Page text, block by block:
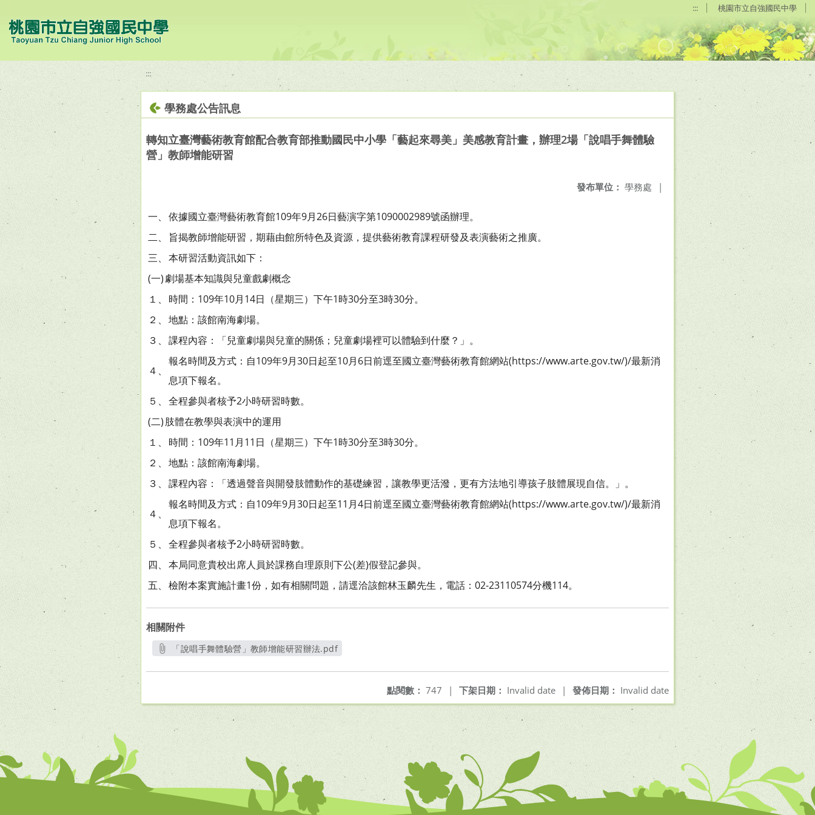
::: 桃園市立自強國民中學
:::
學務處公告訊息
轉知立臺灣藝術教育館配合教育部推動國民中小學「藝起來尋美」美感教育計畫，辦理2場「說唱手舞體驗
營」教師增能研習
發布單位： 學務處 |
一、 依據國立臺灣藝術教育館109年9月26日藝演字第1090002989號函辦理。
二、
旨揭教師增能研習，期藉由館所特色及資源，提供藝術教育課程研發及表演藝術之推廣。
三、 本研習活動資訊如下：
(一)劇場基本知識與兒童戲劇概念
１、
時間：109年10月14日（星期三）下午1時30分至3時30分。
２、 地點：該館南海劇場。
３、 課程內容：「兒童劇場與兒童的關係；兒童劇場裡可以體驗到什麼？」。
４、
報名時間及方式：自109年9月30日起至10月6日前逕至國立臺灣藝術教育館網站(https://www.arte.gov.tw/)/最新消
息項下報名。
５、 全程參與者核予2小時研習時數。
(二)肢體在教學與表演中的運用
１、
時間：109年11月11日（星期三）下午1時30分至3時30分。
２、 地點：該館南海劇場。
３、 課程內容：「透過聲音與開發肢體動作的基礎練習，讓教學更活潑，更有方法地引導孩子肢體展現自信。」。
４、
報名時間及方式：自109年9月30日起至11月4日前逕至國立臺灣藝術教育館網站(https://www.arte.gov.tw/)/最新消
息項下報名。
５、 全程參與者核予2小時研習時數。
四、 本局同意貴校出席人員於課務自理原則下公(差)假登記參與。
五、 檢附本案實施計畫1份，如有相關問題，請逕洽該館林玉麟先生，電話：02-23110574分機114。
相關附件
「說唱手舞體驗營」教師增能研習辦法.pdf
發佈日期： Invalid date
下架日期： Invalid date |
點閱數： 747 |